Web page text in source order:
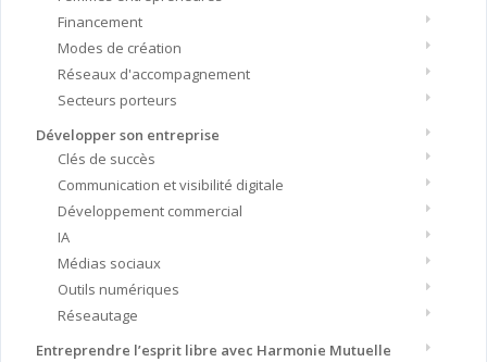
Financement
Modes de création
Réseaux d'accompagnement
Secteurs porteurs
Développer son entreprise
Clés de succès
Communication et visibilité digitale
Développement commercial
IA
Médias sociaux
Outils numériques
Réseautage
Entreprendre l’esprit libre avec Harmonie Mutuelle